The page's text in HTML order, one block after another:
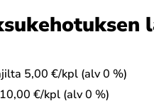
5,00 €/kpl (alv 0 %)
€/kpl (alv 0 %)